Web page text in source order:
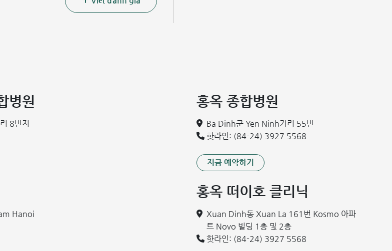
성 낭종입니다.
머리카락, 연골, 치아 등을 포함할 수 있습니
과 불편함을 유발할 수 있습니다.
다.
극심한 통증을 유발합니다. 악성 세포가 인접
병원
8번지
홍옥 종합병원
Ba Dinh군 Yen Ninh거리 55번
핫라인: (84-24) 3927 5568
지금 예약하기
Hanoi
홍옥 떠이호 클리닉
Xuan Dinh동 Xuan La 161번 Kosmo 아파
트 Novo 빌딩 1층 및 2층
핫라인: (84-24) 3927 5568